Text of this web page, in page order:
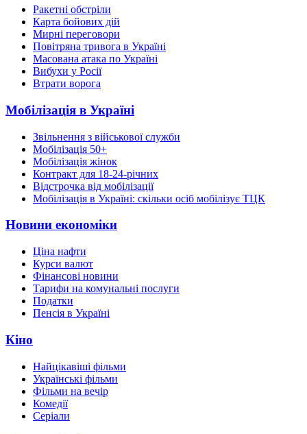
Ракетні обстріли
Карта бойових дій
Мирні переговори
Повітряна тривога в Україні
Масована атака по Україні
Вибухи у Росії
Втрати ворога
Мобілізація в Україні
Звільнення з військової служби
Мобілізація 50+
Мобілізація жінок
Контракт для 18-24-річних
Відстрочка від мобілізації
Мобілізація в Україні: скільки осіб мобілізує ТЦК
Новини економіки
Ціна нафти
Курси валют
Фінансові новини
Тарифи на комунальні послуги
Податки
Пенсія в Україні
Кіно
Найцікавіші фільми
Українські фільми
Фільми на вечір
Комедії
Серіали